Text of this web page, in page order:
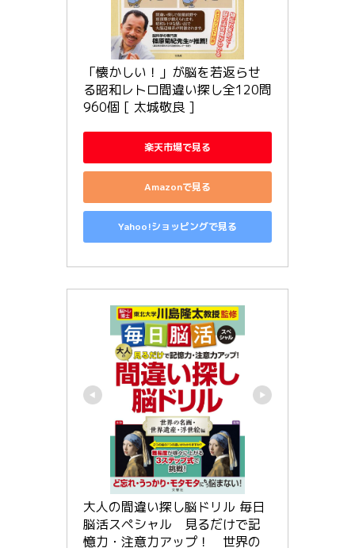
「懐かしい！」が脳を若返らせ
る昭和レトロ間違い探し全120問
960個 [ 太城敬良 ]
楽天市場で見る
Amazonで見る
Yahoo!ショッピングで見る
大人の間違い探し脳ドリル 毎日
脳活スペシャル　見るだけで記
憶力・注意力アップ！　世界の